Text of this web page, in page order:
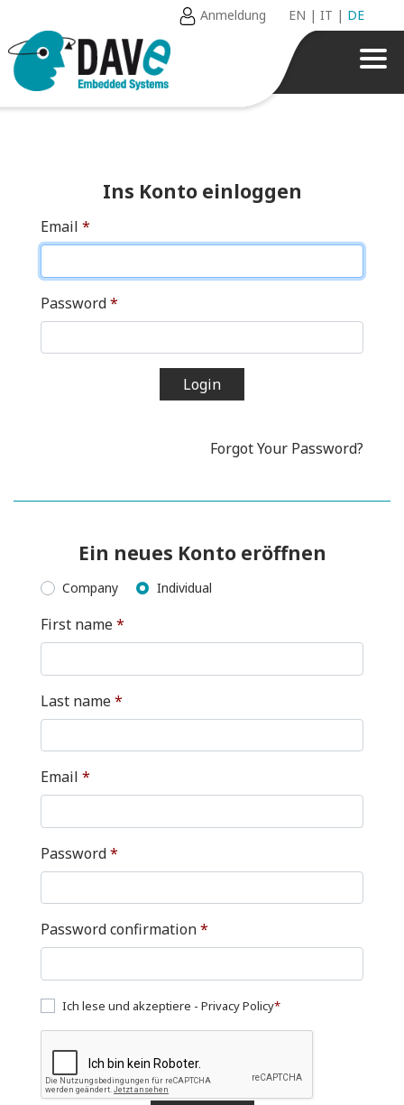
Anmeldung EN |IT | DE
Ins Konto einloggen
Email *
Password*
Forgot Your Password?
Ein neues Konto eröffnen
Company Individual
First name*
Last name*
Email *
Password*
Password confirmation*
Ich lese und akzeptiere - Privacy Policy*